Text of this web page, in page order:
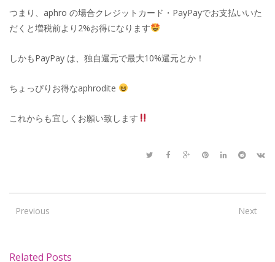
つまり、aphro の場合クレジットカード・PayPayでお支払いいた
だくと増税前より2%お得になります
しかもPayPay は、独自還元で最大10%還元とか！
ちょっぴりお得なaphrodite
これからも宜しくお願い致します
Previous Next
Related Posts